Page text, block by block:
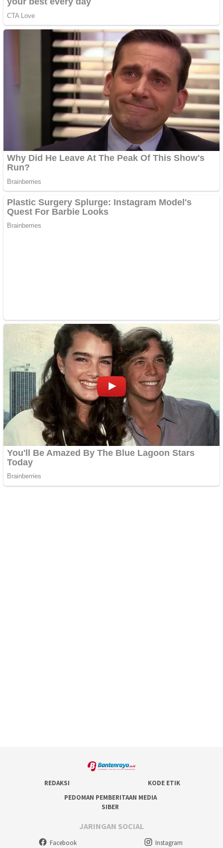
REDAKSI
KODE ETIK
PEDOMAN PEMBERITAAN MEDIA
SIBER
JARINGAN SOCIAL
Facebook Instagram